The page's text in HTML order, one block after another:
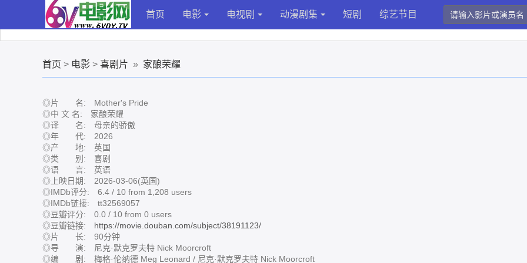
首页 电影 电视剧 动漫剧集 短剧 综艺节目
首页 > 电影 > 喜剧片 » 家酿荣耀
◎片 名: Mother's Pride
◎中 文 名: 家酿荣耀
◎译 名: 母亲的骄傲
◎年 代: 2026
◎产 地: 英国
◎类 别: 喜剧
◎语 言: 英语
◎上映日期: 2026-03-06(英国)
◎IMDb评分: 6.4 / 10 from 1,208 users
◎IMDb链接: tt32569057
◎豆瓣评分: 0.0 / 10 from 0 users
◎豆瓣链接: https://movie.douban.com/subject/38191123/
◎片 长: 90分钟
◎导 演: 尼克·默克罗夫特 Nick Moorcroft
◎编 剧: 梅格·伦纳德 Meg Leonard / 尼克·默克罗夫特 Nick Moorcroft